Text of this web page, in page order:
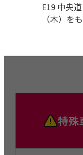
E19 中央
（木）を
特殊